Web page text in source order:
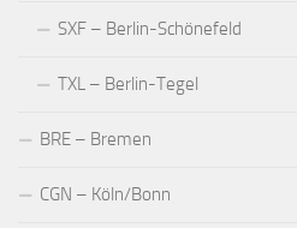
SXF – Berlin-Schönefeld
TXL – Berlin-Tegel
BRE – Bremen
CGN – Köln/Bonn